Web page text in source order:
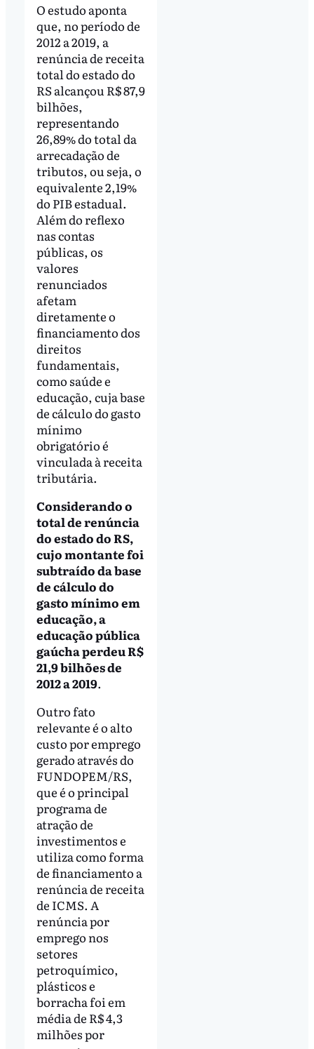
O estudo aponta
que, no período de
2012 a 2019, a
renúncia de receita
total do estado do
RS alcançou R$ 87,9
bilhões,
representando
26,89% do total da
arrecadação de
tributos, ou seja, o
equivalente 2,19%
do PIB estadual.
Além do reflexo
nas contas
públicas, os
valores
renunciados
afetam
diretamente o
financiamento dos
direitos
fundamentais,
como saúde e
educação, cuja base
de cálculo do gasto
mínimo
obrigatório é
vinculada à receita
tributária.
Considerando o
total de renúncia
do estado do RS,
cujo montante foi
subtraído da base
de cálculo do
gasto mínimo em
educação, a
educação pública
gaúcha perdeu R$
21,9 bilhões de
2012 a 2019.
Outro fato
relevante é o alto
custo por emprego
gerado através do
FUNDOPEM/RS,
que é o principal
programa de
atração de
investimentos e
utiliza como forma
de financiamento a
renúncia de receita
de ICMS. A
renúncia por
emprego nos
setores
petroquímico,
plásticos e
borracha foi em
média de R$ 4,3
milhões por